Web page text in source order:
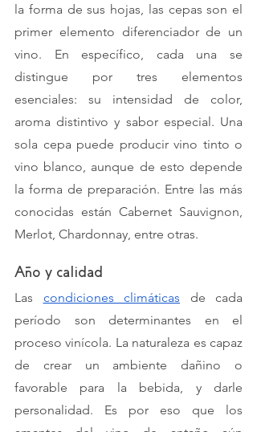
la forma de sus hojas, las cepas son el
primer elemento diferenciador de un
vino. En específico, cada una se
distingue por tres elementos
esenciales: su intensidad de color,
aroma distintivo y sabor especial. Una
sola cepa puede producir vino tinto o
vino blanco, aunque de esto depende
la forma de preparación. Entre las más
conocidas están Cabernet Sauvignon,
Merlot, Chardonnay, entre otras.
Año y calidad
Las condiciones climáticas de cada
período son determinantes en el
proceso vinícola. La naturaleza es capaz
de crear un ambiente dañino o
favorable para la bebida, y darle
personalidad. Es por eso que los